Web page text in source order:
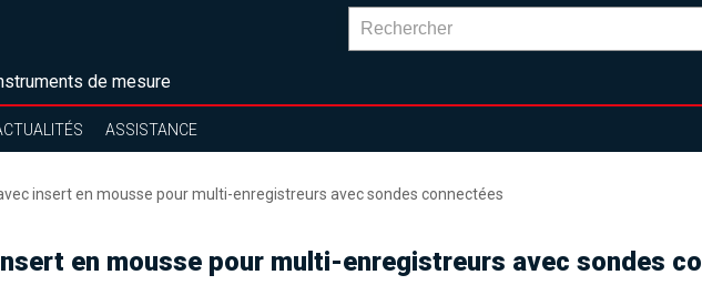
de mesure
ASSISTANCE
insert en mousse pour multi-enregistreurs avec sondes connectées
en mousse pour multi-enregistreurs avec sondes